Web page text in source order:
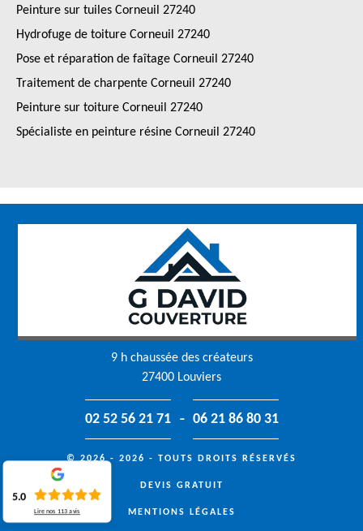
Peinture sur tuiles Corneuil 27240
Hydrofuge de toiture Corneuil 27240
Pose et réparation de faîtage Corneuil 27240
Traitement de charpente Corneuil 27240
Peinture sur toiture Corneuil 27240
Spécialiste en peinture résine Corneuil 27240
9 h chaussée des créateurs
27400 Louviers
02 52 56 21 71 - 06 21 86 80 31
© 2026 - 2026 - TOUTS DROITS RÉSERVÉS
DEVIS GRATUIT
MENTIONS LÉGALES
5.0
Lire nos 113 avis